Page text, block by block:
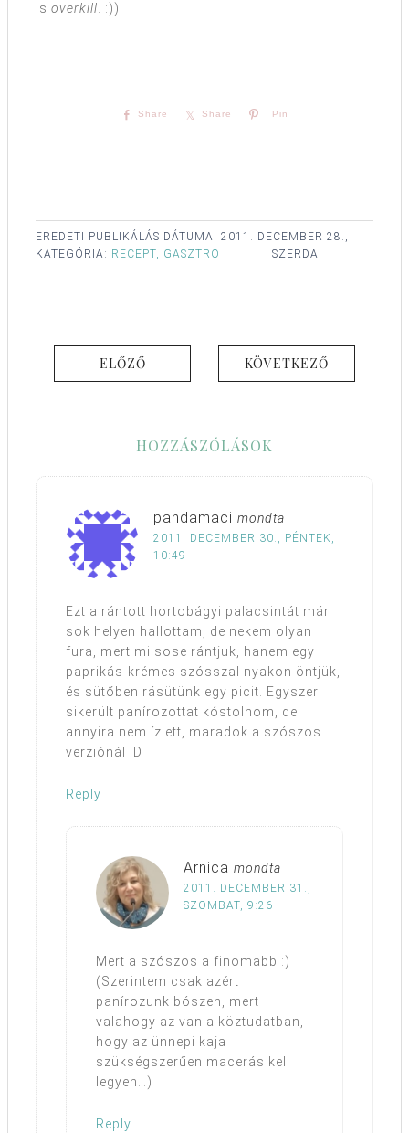
is overkill. :))
Share Share Pin
EREDETI PUBLIKÁLÁS DÁTUMA: 2011. DECEMBER 28.,
SZERDA
KATEGÓRIA: RECEPT, GASZTRO
ELŐZŐ KÖVETKEZŐ
HOZZÁSZÓLÁSOK
pandamaci mondta
2011. DECEMBER 30., PÉNTEK,
10:49
Ezt a rántott hortobágyi palacsintát már
sok helyen hallottam, de nekem olyan
fura, mert mi sose rántjuk, hanem egy
paprikás-krémes szósszal nyakon öntjük,
és sütőben rásütünk egy picit. Egyszer
sikerült panírozottat kóstolnom, de
annyira nem ízlett, maradok a szószos
verziónál :D
Reply
Arnica mondta
2011. DECEMBER 31.,
SZOMBAT, 9:26
Mert a szószos a finomabb :)
(Szerintem csak azért
panírozunk bószen, mert
valahogy az van a köztudatban,
hogy az ünnepi kaja
szükségszerűen macerás kell
legyen…)
Reply